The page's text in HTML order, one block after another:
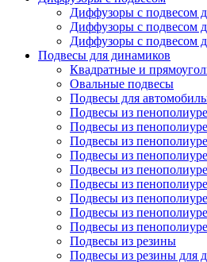
Диффузоры с подвесом
Диффузоры с подвесом
Диффузоры с подвесом
Подвесы для динамиков
Квадратные и
Овальные подвесы
Подвесы для
Подвесы из
Подвесы из
Подвесы из
Подвесы из
Подвесы из
Подвесы из
Подвесы из
Подвесы из
Подвесы из
Подвесы из резины
Подвесы из резины для